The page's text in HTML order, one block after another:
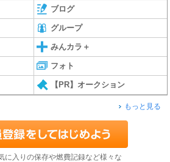
ブログ
グループ
みんカラ＋
フォト
【PR】オークション
もっと見る
に入りの保存や燃費記録など様々な